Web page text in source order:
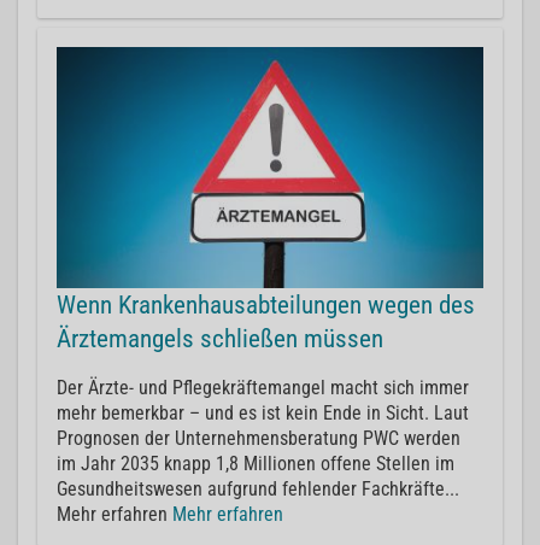
Wenn Krankenhausabteilungen wegen des
Ärztemangels schließen müssen
Der Ärzte- und Pflegekräftemangel macht sich immer
mehr bemerkbar – und es ist kein Ende in Sicht. Laut
Prognosen der Unternehmensberatung PWC werden
im Jahr 2035 knapp 1,8 Millionen offene Stellen im
Gesundheitswesen aufgrund fehlender Fachkräfte...
Mehr erfahren Mehr erfahren